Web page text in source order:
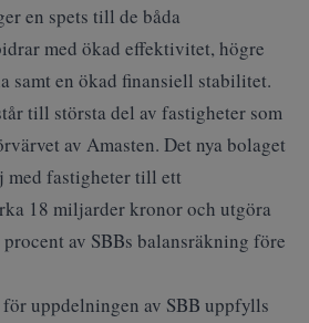
en spets till de båda
med ökad effektivitet, högre
samt en ökad finansiell stabilitet.
till största del av fastigheter som
av Amasten. Det nya bolaget
med fastigheter till ett
18 miljarder kronor och utgöra
av SBBs balansräkning före
uppdelningen av SBB uppfylls